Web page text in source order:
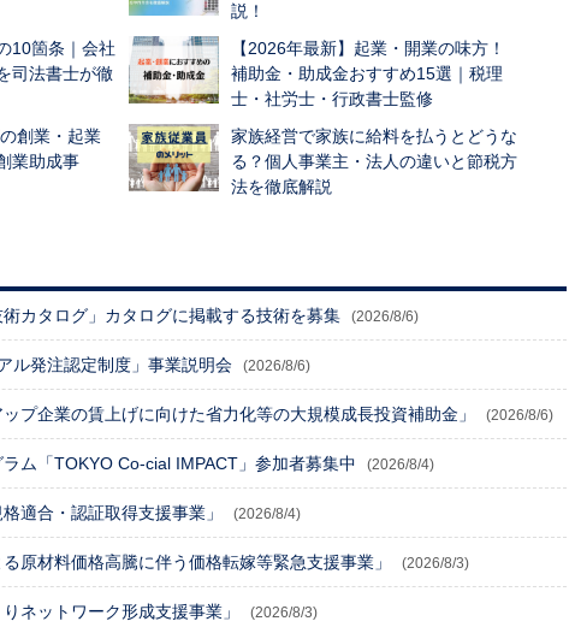
説！
10箇条｜会社
司法書士が徹
【2026年最新】起業・開業の味方！
補助金・助成金おすすめ15選｜税理
士・社労士・行政書士監修
創業・起業
業助成事
家族経営で家族に給料を払うとどうな
る？個人事業主・法人の違いと節税方
法を徹底解説
術カタログ」カタログに掲載する技術を募集 (2026/8/6)
ル発注認定制度」事業説明会 (2026/8/6)
プ企業の賃上げに向けた省力化等の大規模成長投資補助金」 (2026/8/6)
ム「TOKYO Co-cial IMPACT」参加者募集中 (2026/8/4)
適合・認証取得支援事業」 (2026/8/4)
原材料価格高騰に伴う価格転嫁等緊急支援事業」 (2026/8/3)
ネットワーク形成支援事業」 (2026/8/3)